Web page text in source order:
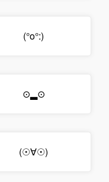
(°o°:)
⊙▂⊙
(☉∀☉)